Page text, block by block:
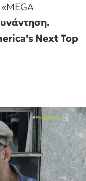
Next Top